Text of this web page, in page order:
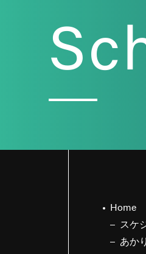
Topics
3
Home
スケ
あか